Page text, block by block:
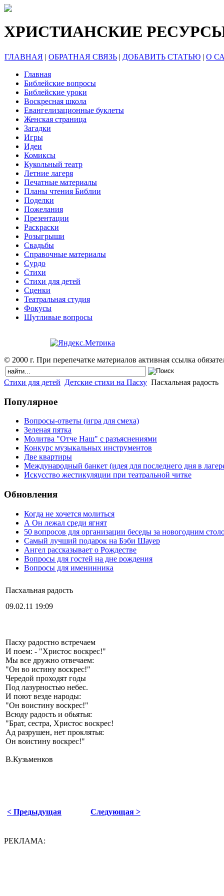
ХРИСТИАНСКИЕ
ГЛАВНАЯ | ОБРАТНАЯ СВЯЗЬ | ДОБАВИТЬ СТАТЬЮ | О
Главная
Библейские вопросы
Библейские уроки
Воскресная школа
Евангелизационные буклеты
Женская страница
Загадки
Игры
Идеи
Комиксы
Кукольный театр
Летние лагеря
Печатные материалы
Планы чтения Библии
Поделки
Пожелания
Презентации
Раскраски
Розыгрыши
Свадьбы
Справочные материалы
Сурдо
Стихи
Стихи для детей
Сценки
Театральная студия
Фокусы
Шутливые вопросы
© 2000 г. При перепечатке материалов активная ссылка
Стихи для детей Детские стихи на Пасху Пасхальная радость
Популярное
Вопросы-ответы (игра для смеха)
Зеленая пятка
Молитва "Отче Наш" с разъяснениями
Конкурс музыкальных инструментов
Две квартиры
Международный банкет (идея для последнего дня в
Искусство жестикуляции при театральной читке
Обновления
Когда не хочется молиться
А Он лежал среди ягнят
50 вопросов для организации беседы за новогодним
Самый лучший подарок на Бэби Шауер
Ангел рассказывает о Рождестве
Вопросы для гостей на дне рождения
Вопросы для именинника
Пасхальная радость
09.02.11 19:09
Пасху радостно встречаем
И поем: - "Христос воскрес!"
Мы все дружно отвечаем:
"Он во истину воскрес!"
Чередой проходят годы
Под лазурностью небес.
И поют везде народы:
"Он воистину воскрес!"
Всюду радость и обьятья:
"Брат, сестра, Христос воскрес!
Ад разрушен, нет проклятья:
Он воистину воскрес!"
В.Кузьменков
< Предыдущая Следующая >
РЕКЛАМА: